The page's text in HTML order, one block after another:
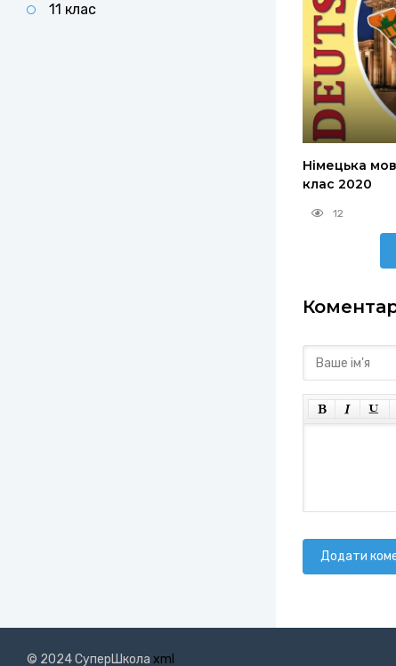
Німецька
клас 2020
12
Додати
11 клас
© 2024 СуперШкола xml